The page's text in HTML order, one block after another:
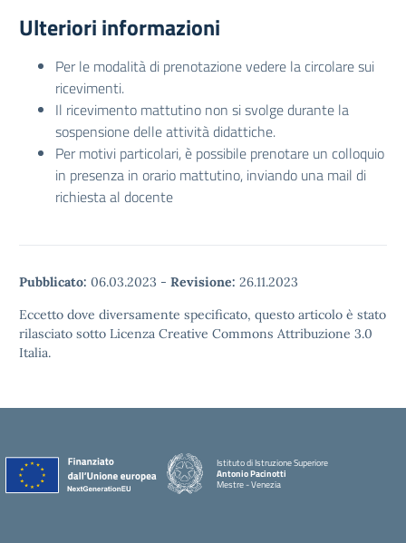
Ulteriori informazioni
Per le modalità di prenotazione vedere la circolare sui
ricevimenti.
Il ricevimento mattutino non si svolge durante la
sospensione delle attività didattiche.
Per motivi particolari, è possibile prenotare un colloquio
in presenza in orario mattutino, inviando una mail di
richiesta al docente
Pubblicato: 06.03.2023 - Revisione: 26.11.2023
Eccetto dove diversamente specificato, questo articolo è stato
rilasciato sotto Licenza Creative Commons Attribuzione 3.0
Italia.
Istituto di Istruzione Superiore
Antonio Pacinotti
Mestre - Venezia